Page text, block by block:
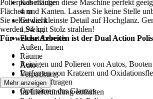
Kabellänge
4 m
Gewicht
1,94 kg
Einsatzbereich
Außen, Innen
Räume
Auto
Verpackung
Karton
Im Lieferumfang enthalten
Polierpads machen diese Maschine perfekt
Flächen und Kanten. Lassen Sie keine Stelle
Sie selbst das kleinste Detail auf Hochglanz.
werden Sie mit Stolz strahlen!
Für welche Arbeiten ist der Dual Action
Reinigen und Polieren von Autos,
Entfernen von Kratzern und
Wachs auftragen
Optimieren des Glanzes
Mehr anzeigen